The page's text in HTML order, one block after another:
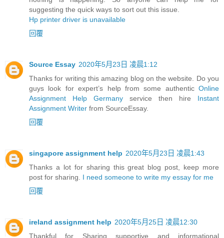
suggesting the quick ways to sort out this issue.
Hp printer driver is unavailable
回覆
Source Essay 2020年5月23日 凌晨1:12
Thanks for writing this amazing blog on the website. Do you
guys look for expert’s help from some authentic Online
Assignment Help Germany service then hire Instant
Assignment Writer from SourceEssay.
回覆
singapore assignment help 2020年5月23日 凌晨1:43
Thanks a lot for sharing this great blog post, keep more
post for sharing. I need someone to write my essay for me
回覆
ireland assignment help 2020年5月25日 凌晨12:30
Thankful for Sharing supportive and informational